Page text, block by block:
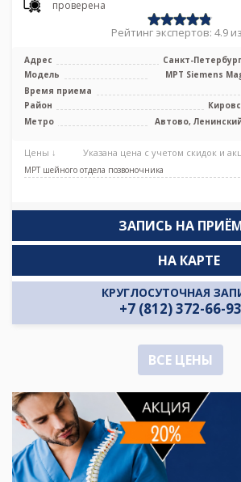
проверена
Рейтинг экспертов: 4.9
Адрес
Санкт-
Модель
МРТ Siemens
Время приема
Район
Метро
Автово,
Цены ↓ Указана цена с учетом скидок и
МРТ шейного отдела позвоночника
ЗАПИСЬ НА
КРУГЛОСУТОЧНАЯ
+7 (812) 372-66-93
НА КАРТЕ
ВСЕ ЦЕНЫ